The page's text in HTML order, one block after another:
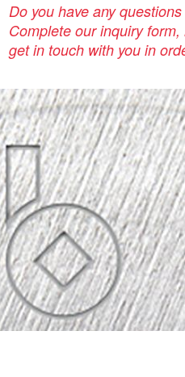
Do you have any
Complete our inquiry
get in touch with you in